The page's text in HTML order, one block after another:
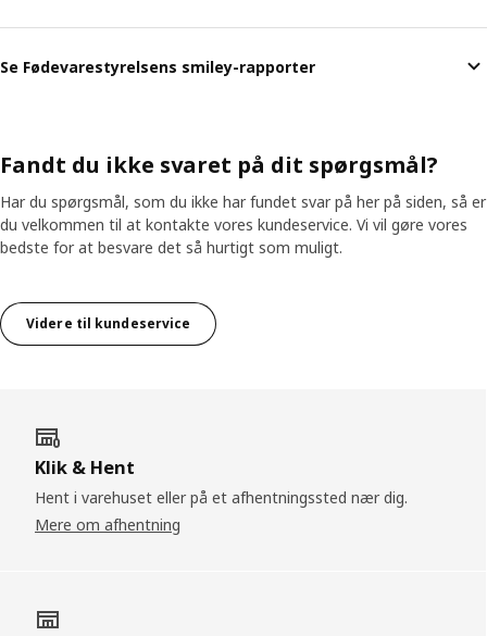
Se Fødevarestyrelsens smiley-rapporter
Fandt du ikke svaret på dit spørgsmål?
Har du spørgsmål, som du ikke har fundet svar på her på siden, så er
du velkommen til at kontakte vores kundeservice. Vi vil gøre vores
bedste for at besvare det så hurtigt som muligt.
Videre til kundeservice
Klik & Hent
Hent i varehuset eller på et afhentningssted nær dig.
Mere om afhentning